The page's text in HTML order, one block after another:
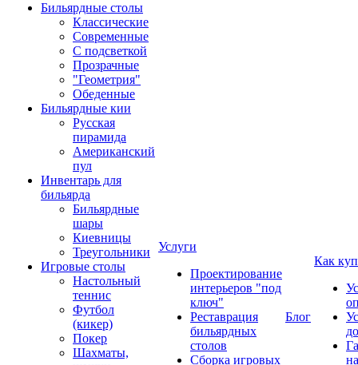
Бильярдные столы
Классические
Современные
С подсветкой
Прозрачные
"Геометрия"
Обеденные
Бильярдные кии
Русская
пирамида
Американский
пул
Инвентарь для
бильярда
Бильярдные
шары
Киевницы
Треугольники
Игровые столы
Настольный
теннис
Футбол
(кикер)
Покер
Шахматы,
Услуги
Проектирование
интерьеров "под
ключ"
Реставрация
бильярдных
столов
Сборка игровых
Блог
Как